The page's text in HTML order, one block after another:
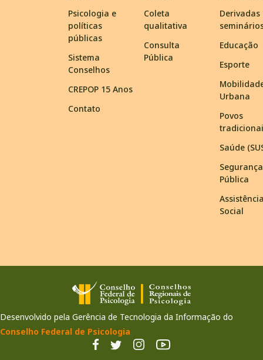
Psicologia e
políticas
públicas
Sistema
Conselhos
CREPOP 15 Anos
Contato
Coleta
qualitativa
Consulta
Pública
Derivadas
Educação
Esporte
Urbana
Povos
Saúde
Segurança
Pública
Social
Desenvolvido pela Gerência de Tecnologia da Informação do
Conselho Federal de Psicologia